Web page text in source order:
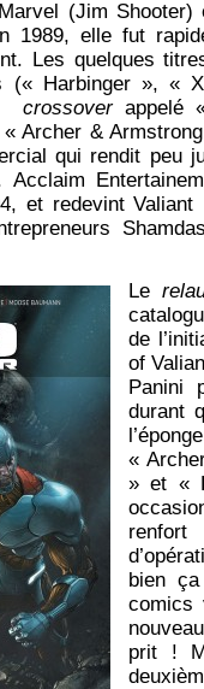
(Jim
1989, elle fut
Les quelques
(« Harbinger », «
crossoverappelé
Archer & Armstrong
qui rendit peu
Acclaim
et redevint
Le
de
of
Panini
durant
«
» et «
bien
comics
prit !